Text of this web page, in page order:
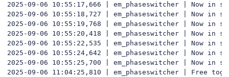
2025-09-06 10:55:17,666 | em_phaseswitcher | Now in
2025-09-06 10:55:18,727 | em_phaseswitcher | Now in
2025-09-06 10:55:19,768 | em_phaseswitcher | Now in
2025-09-06 10:55:20,418 | em_phaseswitcher | Now in
2025-09-06 10:55:22,535 | em_phaseswitcher | Now in
2025-09-06 10:55:24,642 | em_phaseswitcher | Now in
2025-09-06 10:55:25,700 | em_phaseswitcher | Now in
2025-09-06 11:04:25,810 | em_phaseswitcher | Free